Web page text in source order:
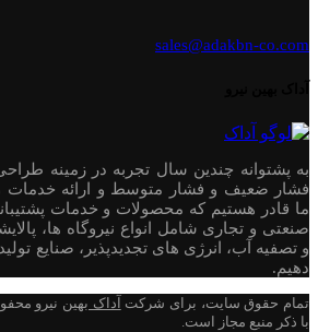
sales@adakbn-co.com
به پشتوانه چندین سال تجربه در زمینه طراحی
فشار ضعیف و فشار متوسط و ارائه خدمات
ما قادر هستیم که محصولات و خدمات
صنعتی و تجاری شامل انواع نیروگاه ها،
و تصفیه آب، انرژی های تجدیدپذیر، صنایع
دهیم.
تمام حقوق سایت، برای شرکت آداک بهین نیرو
با ذکر منبع مجاز است.